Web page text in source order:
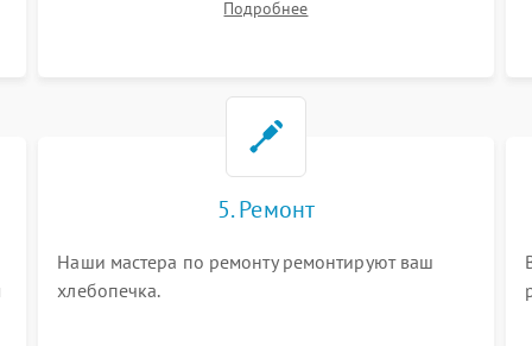
Подробнее
5. Ремонт
Наши мастера по ремонту ремонтируют ваш
хлебопечка.